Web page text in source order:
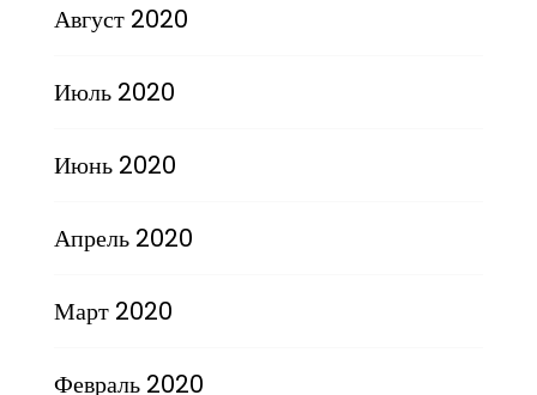
Август 2020
Июль 2020
Июнь 2020
Апрель 2020
Март 2020
Февраль 2020